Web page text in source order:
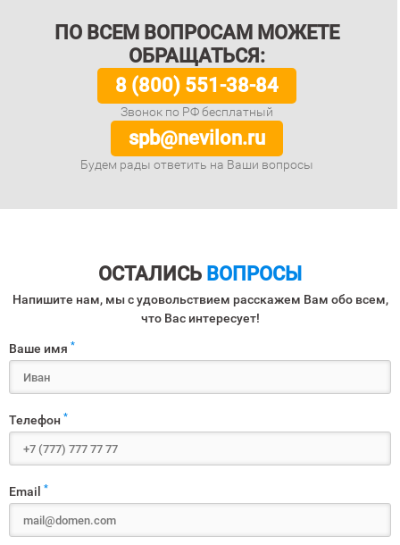
ПО ВСЕМ ВОПРОСАМ МОЖЕТЕ
ОБРАЩАТЬСЯ:
8 (800) 551-38-84
Звонок по РФ бесплатный
spb@nevilon.ru
Будем рады ответить на Ваши вопросы
ОСТАЛИСЬ ВОПРОСЫ
Напишите нам, мы с удовольствием расскажем Вам обо всем,
что Вас интересует!
Ваше имя *
Телефон *
Email *